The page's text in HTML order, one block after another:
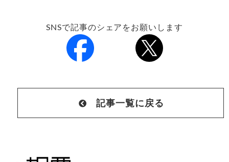
SNSで記事のシェアをお願いします
記事一覧に戻る